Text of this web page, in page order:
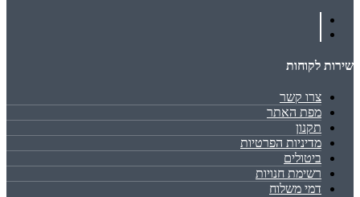
שירות לקוחות
צרו קשר
מפת האתר
תקנון
מדיניות הפרטיות
ביטולים
רשימת חנויות
דמי משלוח